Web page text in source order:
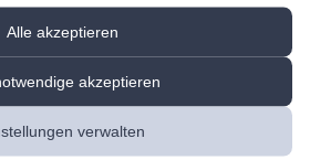
Alle akzeptieren
akzeptieren
verwalten
Ostfildern